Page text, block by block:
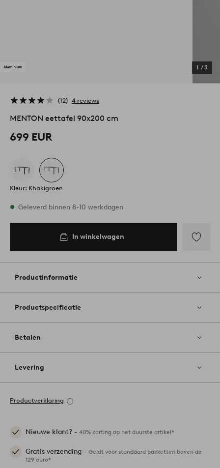
1 /3
12 4 reviews
MENTON eettafel 90x200 cm
699 EUR
Kleur: Khakigroen
Op voorraad
Geleverd binnen 8-10 werkdagen
In winkelwagen
aan
Productinformatie
Productspecificatie
Betalen
Levering
Productverklaring
Nieuwe klant? - 40% korting op het duurste artikel*
Gratis verzending - Geldt voor standaard pakketten boven de
129 euro*